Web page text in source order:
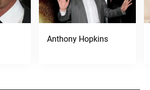
Anthony Hopkins